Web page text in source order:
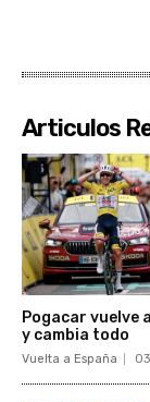
Articulos
Pogacar vuelve
y cambia todo
Vuelta a España